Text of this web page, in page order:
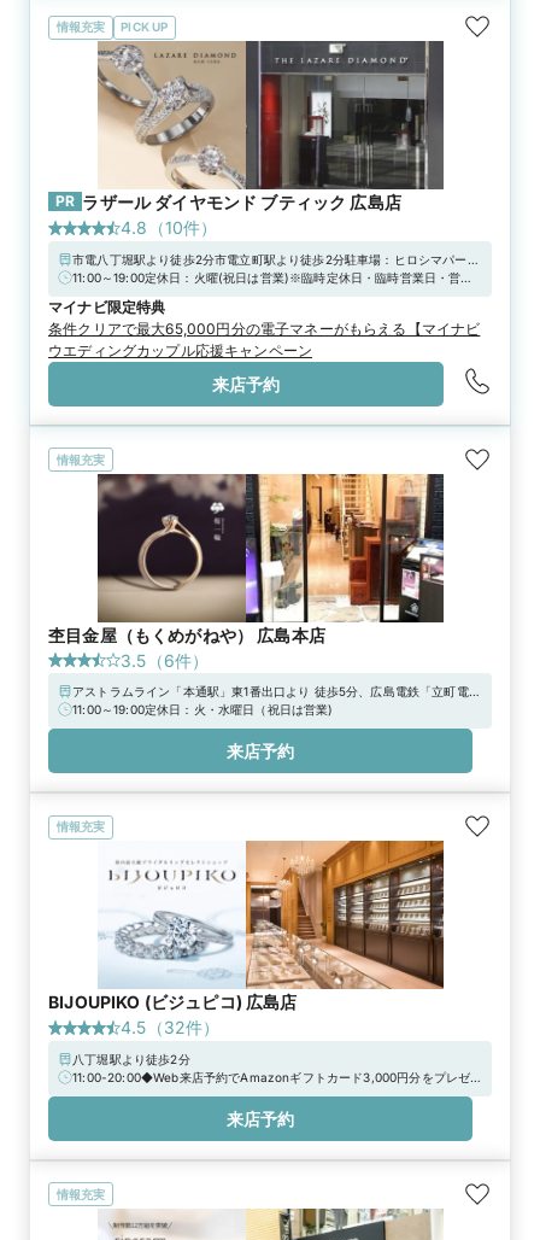
情報充実 PICK UP
PR ラザール ダイヤモンド ブティック 広島店
4.8 （10件）
市電八丁堀駅より徒歩2分市電立町駅より徒歩2分駐車場：ヒロシマパーキ
ング、グランドパーキング21、広島市営西新天地駐車場、カーパーク八丁
当店滞在時間分の駐車場代を負担致しますので、駐車券をスタッフにお渡
しください。
11:00～19:00定休日：火曜(祝日は営業)※臨時定休日・臨時営業日・営業
りとご覧いただけるよう、ご来店前にWebまたはお電話でのご予約をおす
すめしております。おひとりでもパートナーの方とも、どうぞお気軽にお
越しください。
マイナビ限定特典
条件クリアで最大65,000円分の電子マネーがもらえる【マイナビ
ウエディングカップル応援キャンペーン
来店予約
情報充実
杢目金屋（もくめがねや） 広島本店
3.5 （6件）
アストラムライン「本通駅」東1番出口より 徒歩5分、広島電鉄「立町電
停」より徒歩4分／広島PARCO本館より徒歩1分宮島線「立町駅」より徒歩
3分【駐車場】・グランドパーキング21・グランドパーキング本通※駐車
券をお渡しいたします。※上記「無料提携駐車場」が店舗最寄りの駐車場
です。※他にも広島市中央部商店街の加盟駐車場は全てご利用いただけま
11:00～19:00定休日：火・水曜日（祝日は営業)
来店予約
情報充実
BIJOUPIKO (ビジュピコ) 広島店
4.5 （32件）
八丁堀駅より徒歩2分
11:00-20:00◆Web来店予約でAmazonギフトカード3,000円分をプレゼ
ント！
来店予約
情報充実